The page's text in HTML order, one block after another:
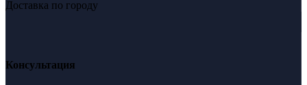
Доставка по городу
Консультация